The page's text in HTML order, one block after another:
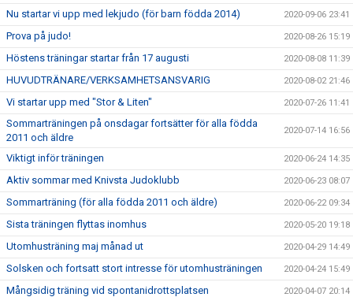
Nu startar vi upp med lekjudo (för barn födda 2014) 2020-09-06 23:41
Prova på judo! 2020-08-26 15:19
Höstens träningar startar från 17 augusti 2020-08-08 11:39
HUVUDTRÄNARE/VERKSAMHETSANSVARIG 2020-08-02 21:46
Vi startar upp med "Stor & Liten" 2020-07-26 11:41
Sommarträningen på onsdagar fortsätter för alla födda
2011 och äldre
2020-07-14 16:56
Viktigt inför träningen 2020-06-24 14:35
Aktiv sommar med Knivsta Judoklubb 2020-06-23 08:07
Sommarträning (för alla födda 2011 och äldre) 2020-06-22 09:34
Sista träningen flyttas inomhus 2020-05-20 19:18
Utomhusträning maj månad ut 2020-04-29 14:49
Solsken och fortsatt stort intresse för utomhusträningen 2020-04-24 15:49
Mångsidig träning vid spontanidrottsplatsen 2020-04-07 20:14